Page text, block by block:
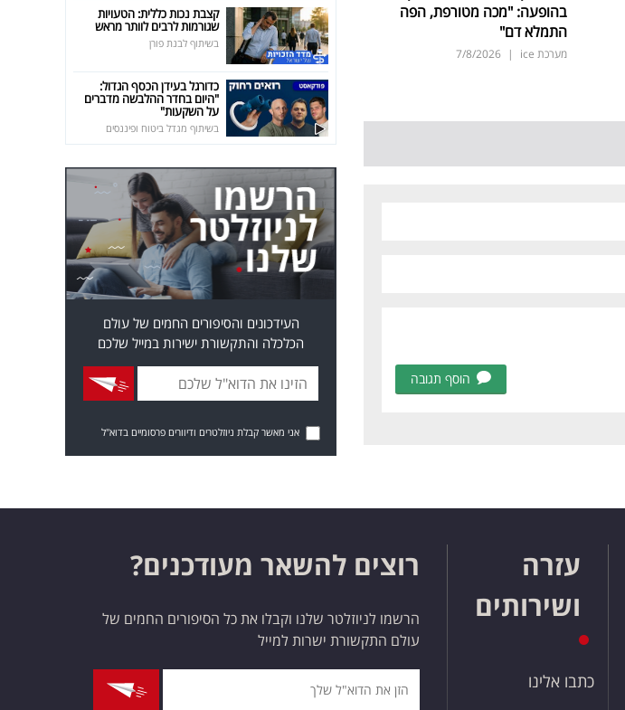
בהופעה: "מכה מטורפת, הפה
התמלא דם"
מערכת ice |
7/8/2026
הוסף תגובה
קצבת נכות כללית: הטעויות
שגורמות לרבים לוותר מראש
בשיתוף לבנת פורן
כדורגל בעידן הכסף הגדול:
"היום בחדר ההלבשה מדברים
על השקעות"
בשיתוף מגדל ביטוח ופיננסים
העידכונים והסיפורים החמים של עולם
הכלכלה והתקשורת ישירות במייל שלכם
אני מאשר קבלת ניוזלטרים ודיוורים פרסומיים בדוא"ל
עזרה
ושירותים
כתבו אלינו
רוצים להשאר מעודכנים?
הרשמו לניוזלטר שלנו וקבלו את כל הסיפורים החמים של
עולם התקשורת ישרות למייל